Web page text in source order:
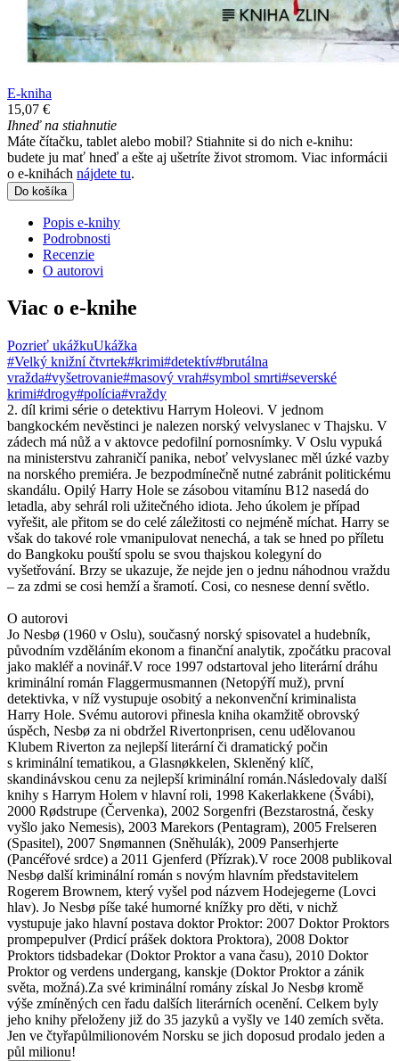
E-kniha
15,07 €
Ihneď na stiahnutie
Máte čítačku, tablet alebo mobil? Stiahnite si do nich e-knihu:
budete ju mať hneď a ešte aj ušetríte život stromom. Viac informácii
o e-knihách nájdete tu.
Do košíka
Popis e-knihy
Podrobnosti
Recenzie
O autorovi
Viac o e-knihe
Pozrieť ukážkuUkážka
#Velký knižní čtvrtek#krimi#detektív#brutálna
vražda#vyšetrovanie#masový vrah#symbol smrti#severské
krimi#drogy#polícia#vraždy
2. díl krimi série o detektivu Harrym Holeovi. V jednom
bangkockém nevěstinci je nalezen norský velvyslanec v Thajsku. V
zádech má nůž a v aktovce pedofilní pornosnímky. V Oslu vypuká
na ministerstvu zahraničí panika, neboť velvyslanec měl úzké vazby
na norského premiéra. Je bezpodmínečně nutné zabránit politickému
skandálu. Opilý Harry Hole se zásobou vitamínu B12 nasedá do
letadla, aby sehrál roli užitečného idiota. Jeho úkolem je případ
vyřešit, ale přitom se do celé záležitosti co nejméně míchat. Harry se
však do takové role vmanipulovat nenechá, a tak se hned po příletu
do Bangkoku pouští spolu se svou thajskou kolegyní do
vyšetřování. Brzy se ukazuje, že nejde jen o jednu náhodnou vraždu
– za zdmi se cosi hemží a šramotí. Cosi, co nesnese denní světlo.
O autorovi
Jo Nesbø (1960 v Oslu), současný norský spisovatel a hudebník,
původním vzděláním ekonom a finanční analytik, zpočátku pracoval
jako makléř a novinář.V roce 1997 odstartoval jeho literární dráhu
kriminální román Flaggermusmannen (Netopýří muž), první
detektivka, v níž vystupuje osobitý a nekonvenční kriminalista
Harry Hole. Svému autorovi přinesla kniha okamžitě obrovský
úspěch, Nesbø za ni obdržel Rivertonprisen, cenu udělovanou
Klubem Riverton za nejlepší literární či dramatický počin
s kriminální tematikou, a Glasnøkkelen, Skleněný klíč,
skandinávskou cenu za nejlepší kriminální román.Následovaly další
knihy s Harrym Holem v hlavní roli, 1998 Kakerlakkene (Švábi),
2000 Rødstrupe (Červenka), 2002 Sorgenfri (Bezstarostná, česky
vyšlo jako Nemesis), 2003 Marekors (Pentagram), 2005 Frelseren
(Spasitel), 2007 Snømannen (Sněhulák), 2009 Panserhjerte
(Pancéřové srdce) a 2011 Gjenferd (Přízrak).V roce 2008 publikoval
Nesbø další kriminální román s novým hlavním představitelem
Rogerem Brownem, který vyšel pod názvem Hodejegerne (Lovci
hlav). Jo Nesbø píše také humorné knížky pro děti, v nichž
vystupuje jako hlavní postava doktor Proktor: 2007 Doktor Proktors
prompepulver (Prdicí prášek doktora Proktora), 2008 Doktor
Proktors tidsbadekar (Doktor Proktor a vana času), 2010 Doktor
Proktor og verdens undergang, kanskje (Doktor Proktor a zánik
světa, možná).Za své kriminální romány získal Jo Nesbø kromě
výše zmíněných cen řadu dalších literárních ocenění. Celkem byly
jeho knihy přeloženy již do 35 jazyků a vyšly ve 140 zemích světa.
Jen ve čtyřapůlmilionovém Norsku se jich doposud prodalo jeden a
půl milionu!